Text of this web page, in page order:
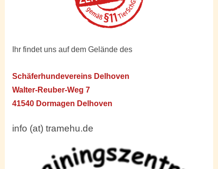
Ihr findet uns auf dem Gelände des
Schäferhundevereins Delhoven
Walter-Reuber-Weg 7
41540 Dormagen Delhoven
info (at) tramehu.de